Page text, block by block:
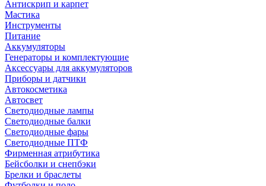
Антискрип и карпет
Мастика
Инструменты
Питание
Аккумуляторы
Генераторы и комплектующие
Аксессуары для аккумуляторов
Приборы и датчики
Автокосметика
Автосвет
Светодиодные лампы
Светодиодные балки
Светодиодные фары
Светодиодные ПТФ
Фирменная атрибутика
Бейсболки и снепбэки
Брелки и браслеты